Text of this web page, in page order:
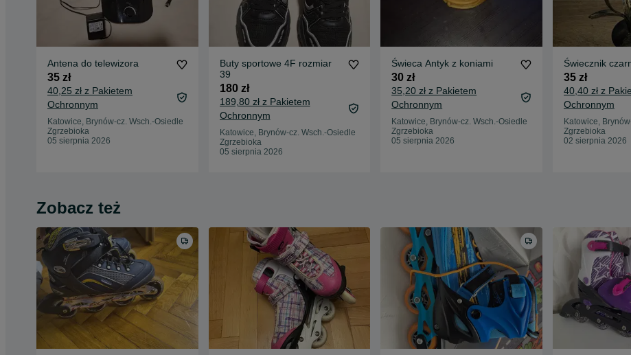
Antena do telewizora
35 zł
40,25 zł z Pakietem
Ochronnym
Katowice, Brynów-cz. Wsch.-Osiedle
Zgrzebioka
05 sierpnia 2026
Buty sportowe 4F rozmiar
39
180 zł
189,80 zł z Pakietem
Ochronnym
Katowice, Brynów-cz. Wsch.-Osiedle
Zgrzebioka
05 sierpnia 2026
Świeca Antyk z koniami
30 zł
35,20 zł z Pakietem
Ochronnym
Katowice, Brynów-cz. Wsch.-Osiedle
Zgrzebioka
05 sierpnia 2026
Świecznik
35 zł
40,40 zł z
Ochronnym
Katowice,
Zgrzebioka
02 sierpnia 2026
Zobacz też